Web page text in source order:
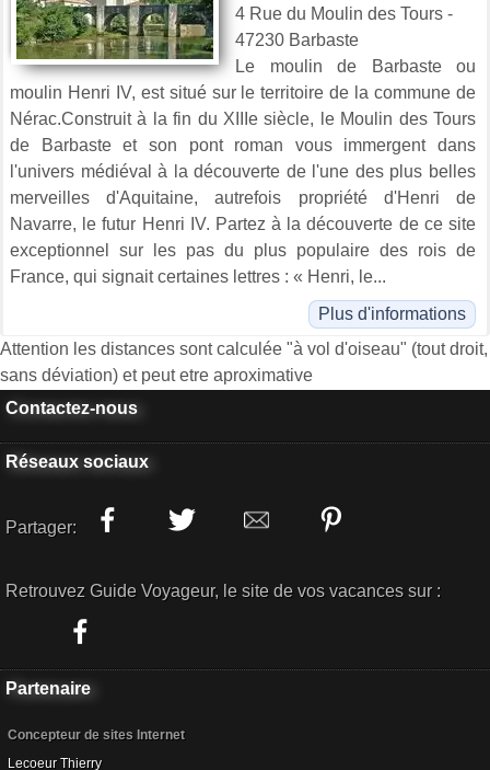
4 Rue du Moulin des Tours -
47230 Barbaste
Le moulin de Barbaste ou
moulin Henri IV, est situé sur le territoire de la commune de
Nérac.Construit à la fin du XIIIe siècle, le Moulin des Tours
de Barbaste et son pont roman vous immergent dans
l'univers médiéval à la découverte de l'une des plus belles
merveilles d'Aquitaine, autrefois propriété d'Henri de
Navarre, le futur Henri IV. Partez à la découverte de ce site
exceptionnel sur les pas du plus populaire des rois de
France, qui signait certaines lettres : « Henri, le...
Plus d'informations
Attention les distances sont calculée "à vol d'oiseau" (tout droit,
sans déviation) et peut etre aproximative
Contactez-nous
Réseaux sociaux
Partager:
Retrouvez Guide Voyageur, le site de vos vacances sur :
Partenaire
Concepteur de sites Internet
Lecoeur Thierry